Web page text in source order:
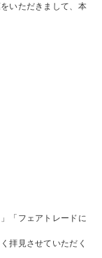
いただきまして、本
「フェアトレードに
拝見させていただく